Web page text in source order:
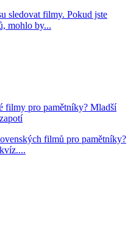
sledovat filmy. Pokud jste
mohlo by...
filmy pro pamětníky? Mladší
filmů pro pamětníky?